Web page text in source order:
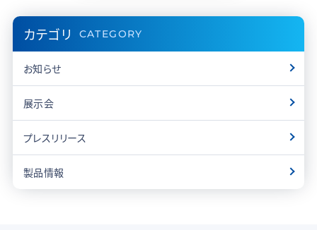
カテゴリ CATEGORY
お知らせ
展示会
プレスリリース
製品情報